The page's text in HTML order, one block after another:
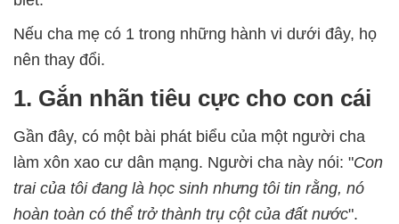
Nếu cha mẹ có 1 trong những hành vi dưới đây, họ
nên thay đổi.
1. Gắn nhãn tiêu cực cho con cái
Gần đây, có một bài phát biểu của một người cha
làm xôn xao cư dân mạng. Người cha này nói: "Con
trai của tôi đang là học sinh nhưng tôi tin rằng, nó
hoàn toàn có thể trở thành trụ cột của đất nước".